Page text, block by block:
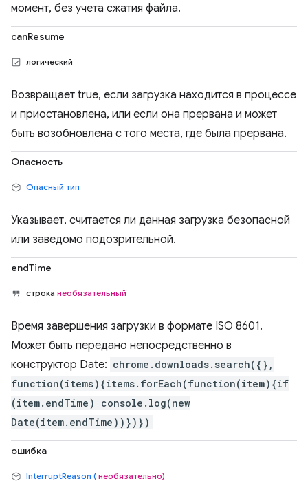
момент, без учета сжатия файла.
canResume
логический
Возвращает true, если загрузка находится в процессе
и приостановлена, или если она прервана и может
быть возобновлена ​​с того места, где была прервана.
Опасность
Опасный тип
Указывает, считается ли данная загрузка безопасной
или заведомо подозрительной.
endTime
строка необязательный
Время завершения загрузки в формате ISO 8601.
Может быть передано непосредственно в
конструктор Date: chrome.downloads.search({},
function(items){items.forEach(function(item){if
(item.endTime) console.log(new
Date(item.endTime))})})
ошибка
InterruptReason ( необязательно)